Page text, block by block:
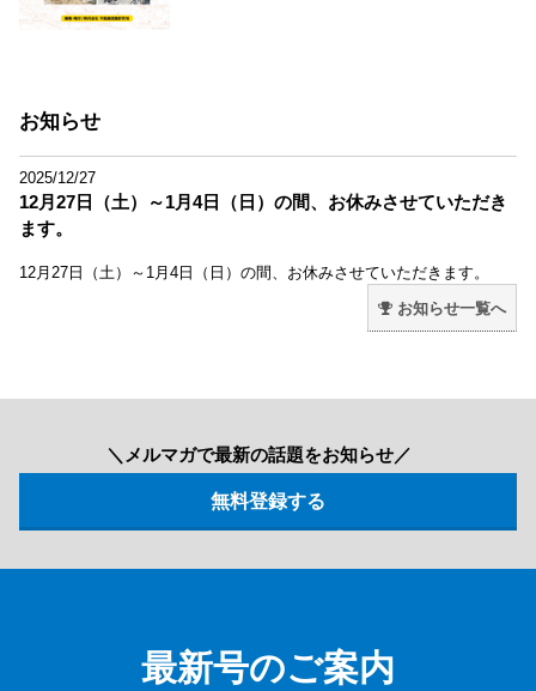
お知らせ
2025/12/27
12月27日（土）～1月4日（日）の間、お休みさせていただき
ます。
12月27日（土）～1月4日（日）の間、お休みさせていただきます。
お知らせ一覧へ
＼メルマガで最新の話題をお知らせ／
最新号のご案内